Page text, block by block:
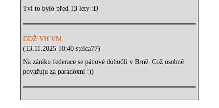
Tvl to bylo před 13 lety :D
DDŽ VH VM
(13.11.2025 10:40 stelca77)
Na zániku federace se pánové dohodli v Brně. Což osobně
považuju za paradoxní :))